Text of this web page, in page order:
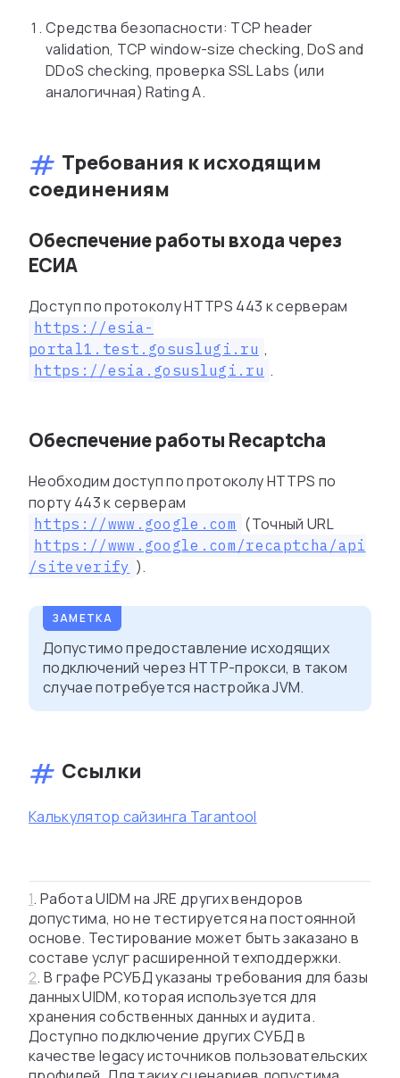
Средства безопасности: TCP header
validation, TCP window-size checking, DoS and
DDoS checking, проверка SSL Labs (или
аналогичная) Rating A.
Требования к исходящим
соединениям
Обеспечение работы входа через
ЕСИА
Доступ по протоколу HTTPS 443 к серверам
https://esia-
portal1.test.gosuslugi.ru ,
https://esia.gosuslugi.ru .
Обеспечение работы Recaptcha
Необходим доступ по протоколу HTTPS по
порту 443 к серверам
https://www.google.com (Точный URL
https://www.google.com/recaptcha/api
/siteverify ).
Допустимо предоставление исходящих
подключений через HTTP-прокси, в таком
случае потребуется настройка JVM.
Ссылки
Калькулятор сайзинга Tarantool
1. Работа UIDM на JRE других вендоров
допустима, но не тестируется на постоянной
основе. Тестирование может быть заказано в
составе услуг расширенной техподдержки.
2. В графе РСУБД указаны требования для базы
данных UIDM, которая используется для
хранения собственных данных и аудита.
Доступно подключение других СУБД в
качестве legacy источников пользовательских